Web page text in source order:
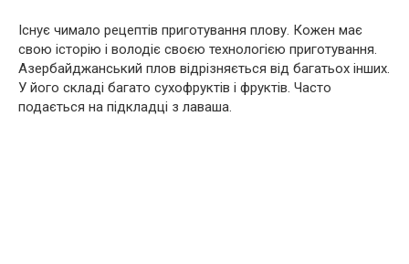
Існує чимало рецептів приготування плову. Кожен має
свою історію і володіє своєю технологією приготування.
Азербайджанський плов відрізняється від багатьох інших.
У його складі багато сухофруктів і фруктів. Часто
подається на підкладці з лаваша.